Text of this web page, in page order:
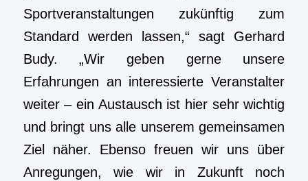
Sportveranstaltungen zukünftig zum
Standard werden lassen,“ sagt Gerhard
Budy. „Wir geben gerne unsere
Erfahrungen an interessierte Veranstalter
weiter – ein Austausch ist hier sehr wichtig
und bringt uns alle unserem gemeinsamen
Ziel näher. Ebenso freuen wir uns über
Anregungen, wie wir in Zukunft noch